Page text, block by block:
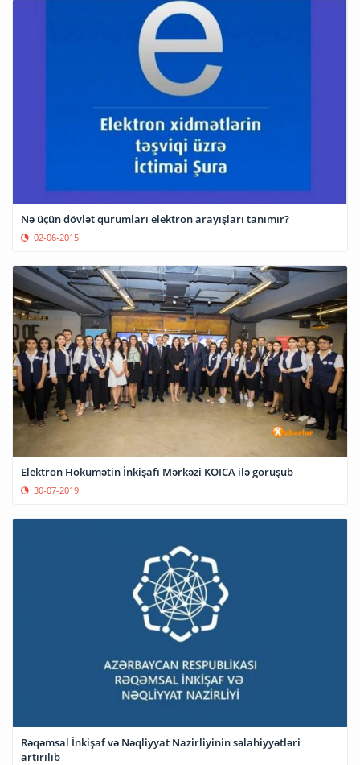
Nə üçün dövlət qurumları elektron arayışları tanımır?
02-06-2015
Elektron Hökumətin İnkişafı Mərkəzi KOICA ilə görüşüb
30-07-2019
Rəqəmsal İnkişaf və Nəqliyyat Nazirliyinin səlahiyyətləri
artırılıb